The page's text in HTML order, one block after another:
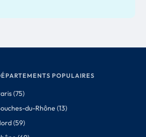
POPULAIRES
(75)
du-Rhône (13)
(59)